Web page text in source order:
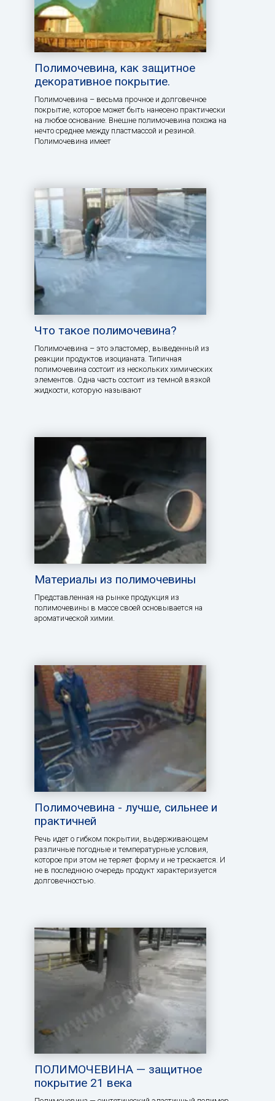
Полимочевина, как защитное
декоративное покрытие.
Полимочевина – весьма прочное и долговечное
покрытие, которое может быть нанесено практически
на любое основание. Внешне полимочевина похожа на
нечто среднее между пластмассой и резиной.
Полимочевина имеет
Что такое полимочевина?
Полимочевина – это эластомер, выведенный из
реакции продуктов изоцианата. Типичная
полимочевина состоит из нескольких химических
элементов. Одна часть состоит из темной вязкой
жидкости, которую называют
Материалы из полимочевины
Представленная на рынке продукция из
полимочевины в массе своей основывается на
ароматической химии.
Полимочевина - лучше, сильнее и
практичней
Речь идет о гибком покрытии, выдерживающем
различные погодные и температурные условия,
которое при этом не теряет форму и не трескается. И
не в последнюю очередь продукт характеризуется
долговечностью.
ПОЛИМОЧЕВИНА — защитное
покрытие 21 века